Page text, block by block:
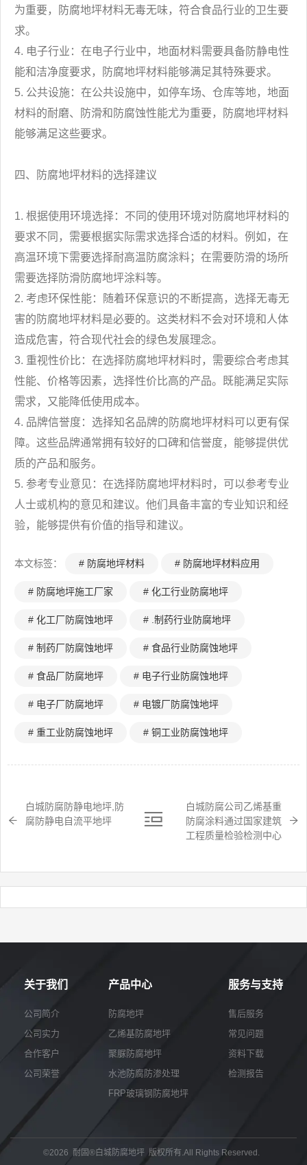
为重要，防腐地坪材料无毒无味，符合食品行业的卫生要
求。
4. 电子行业：在电子行业中，地面材料需要具备防静电性
能和洁净度要求，防腐地坪材料能够满足其特殊要求。
5. 公共设施：在公共设施中，如停车场、仓库等地，地面
材料的耐磨、防滑和防腐蚀性能尤为重要，防腐地坪材料
能够满足这些要求。
四、防腐地坪材料的选择建议
1. 根据使用环境选择：不同的使用环境对防腐地坪材料的
要求不同，需要根据实际需求选择合适的材料。例如，在
高温环境下需要选择耐高温防腐涂料；在需要防滑的场所
需要选择防滑防腐地坪涂料等。
2. 考虑环保性能：随着环保意识的不断提高，选择无毒无
害的防腐地坪材料是必要的。这类材料不会对环境和人体
造成危害，符合现代社会的绿色发展理念。
3. 重视性价比：在选择防腐地坪材料时，需要综合考虑其
性能、价格等因素，选择性价比高的产品。既能满足实际
需求，又能降低使用成本。
4. 品牌信誉度：选择知名品牌的防腐地坪材料可以更有保
障。这些品牌通常拥有较好的口碑和信誉度，能够提供优
质的产品和服务。
5. 参考专业意见：在选择防腐地坪材料时，可以参考专业
人士或机构的意见和建议。他们具备丰富的专业知识和经
验，能够提供有价值的指导和建议。
本文标签： # 防腐地坪材料 # 防腐地坪材料应用
# 防腐地坪施工厂家 # 化工行业防腐地坪
# 化工厂防腐蚀地坪 # .制药行业防腐地坪
# 制药厂防腐蚀地坪 # 食品行业防腐蚀地坪
# 食品厂防腐地坪 # 电子行业防腐蚀地坪
# 电子厂防腐地坪 # 电镀厂防腐蚀地坪
# 重工业防腐蚀地坪 # 铜工业防腐蚀地坪
白城防腐防静电地坪,防
腐防静电自流平地坪
白城防腐公司乙烯基重
防腐涂料通过国家建筑
工程质量检验检测中心
关于我们
公司简介
公司实力
合作客户
公司荣誉
产品中心
防腐地坪
乙烯基防腐地坪
聚脲防腐地坪
水池防腐防渗处理
FRP玻璃钢防腐地坪
服务与支持
售后服务
常见问题
资料下载
检测报告
©2026 耐固®白城防腐地坪 版权所有.All Rights Reserved.